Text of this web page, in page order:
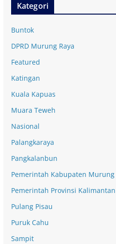
Kategori
Buntok
DPRD Murung Raya
Featured
Katingan
Kuala Kapuas
Muara Teweh
Nasional
Palangkaraya
Pangkalanbun
Pemerintah Kabupaten Murung
Pemerintah Provinsi
Pulang Pisau
Puruk Cahu
Sampit